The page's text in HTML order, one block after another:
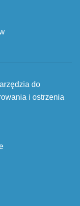
do
i ostrzenia